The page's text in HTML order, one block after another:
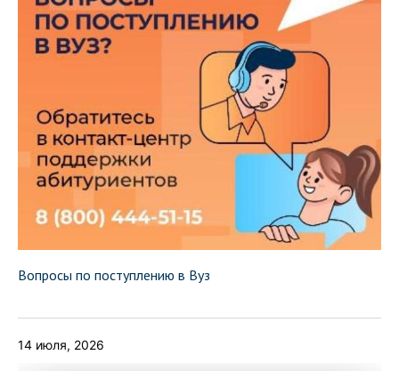
Вопросы по поступлению в Вуз
14 июля, 2026